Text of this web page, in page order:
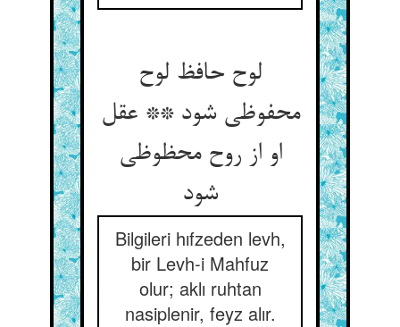
لوح حافظ لوح
محفوظی شود ** عقل
او از روح محظوظی
شود
Bilgileri hıfzeden levh,
bir Levh-i Mahfuz
olur; aklı ruhtan
nasiplenir, feyz alır.